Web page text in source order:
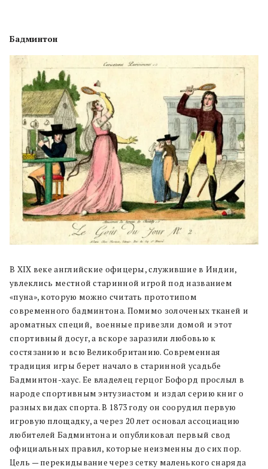
Бадминтон
В XIX веке английские офицеры, служившие в Индии,
увлеклись местной старинной игрой под названием
«пуна», которую можно считать прототипом
современного бадминтона. Помимо золоченых тканей и
ароматных специй, военные привезли домой и этот
спортивный досуг, а вскоре заразили любовью к
состязанию и всю Великобританию. Современная
традиция игры берет начало в старинной усадьбе
Бадминтон-хаус. Ее владелец герцог Бофорд прослыл в
народе спортивным энтузиастом и издал серию книг о
разных видах спорта. В 1873 году он соорудил первую
игровую площадку, а через 20 лет основал ассоциацию
любителей Бадминтона и опубликовал первый свод
официальных правил, которые неизменны до сих пор.
Цель — перекидывание через сетку маленького снаряда